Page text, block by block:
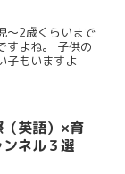
〜2歳くらいまで
すよね。 子供の
子もいますよ
（英語）×育
ネル３選